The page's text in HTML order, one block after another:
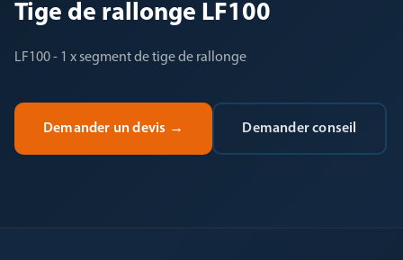
Tige de rallonge LF100
LF100 - 1 x segment de tige de rallonge
Demander un devis → Demander conseil